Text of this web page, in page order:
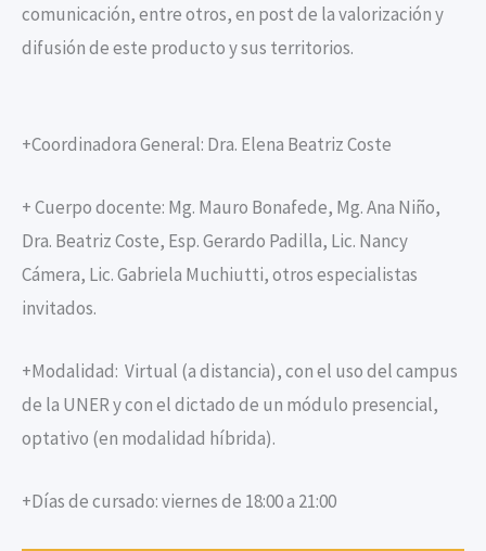
comunicación, entre otros, en post de la valorización y
difusión de este producto y sus territorios.
+Coordinadora General: Dra. Elena Beatriz Coste
+ Cuerpo docente: Mg. Mauro Bonafede, Mg. Ana Niño,
Dra. Beatriz Coste, Esp. Gerardo Padilla, Lic. Nancy
Cámera, Lic. Gabriela Muchiutti, otros especialistas
invitados.
+Modalidad: Virtual (a distancia), con el uso del campus
de la UNER y con el dictado de un módulo presencial,
optativo (en modalidad híbrida).
+Días de cursado: viernes de 18:00 a 21:00